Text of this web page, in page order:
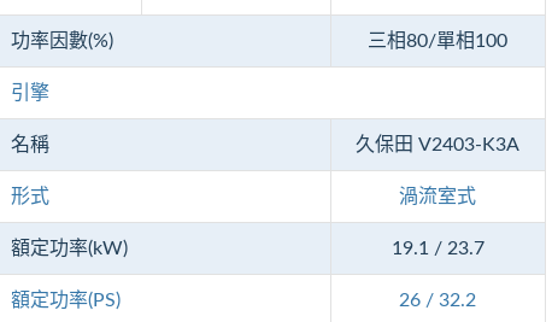
功率因數(%) 三相80/單相100
引擎
名稱 久保田 V2403-K3A
形式 渦流室式
額定功率(kW) 19.1 / 23.7
額定功率(PS) 26 / 32.2